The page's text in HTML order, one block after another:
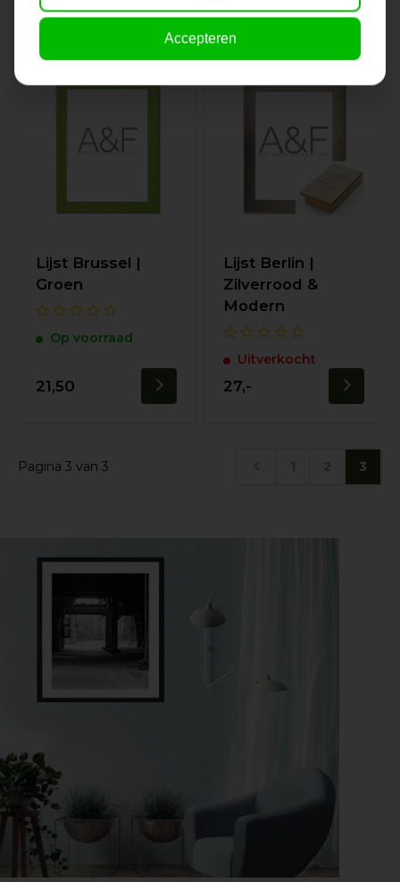
37,50 49,-
Lijst Brussel |
Groen
Op voorraad
21,50
Lijst Berlin |
Zilverrood &
Modern
Uitverkocht
27,-
Pagina 3 van 3 3
Accepteren